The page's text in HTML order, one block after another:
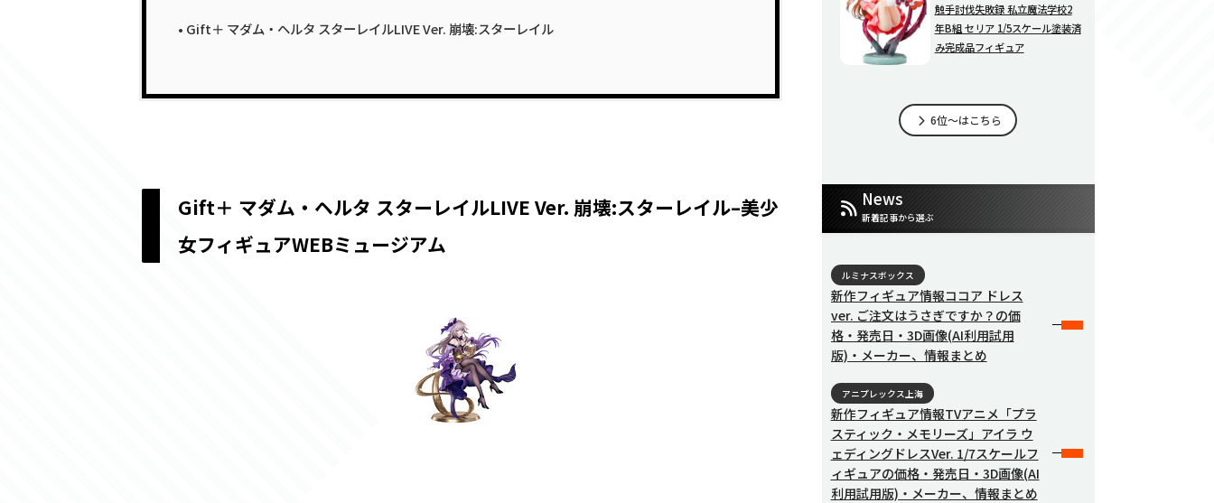
Gift＋ マダム・ヘルタ スターレイルLIVE Ver. 崩壊:スターレイル
Gift＋ マダム・ヘルタ スターレイルLIVE Ver. 崩壊:スターレイル–美少
女フィギュアWEBミュージアム
触手討伐失敗録 私立魔法学校2
年B組 セリア 1/5スケール塗装済
み完成品フィギュア
6位～はこちら
News
新着記事から選ぶ
ルミナスボックス
新作フィギュア情報ココア ドレス
ver. ご注文はうさぎですか？の価
格・発売日・3D画像(AI利用試用
版)・メーカー、情報まとめ
アニプレックス上海
新作フィギュア情報TVアニメ「プラ
スティック・メモリーズ」アイラ ウ
ェディングドレスVer. 1/7スケールフ
ィギュアの価格・発売日・3D画像(AI
利用試用版)・メーカー、情報まとめ